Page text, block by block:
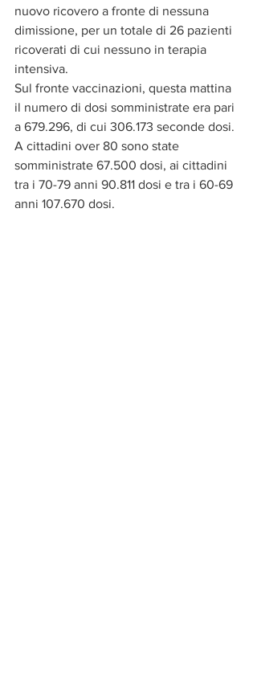
nuovo ricovero a fronte di nessuna
dimissione, per un totale di 26 pazienti
ricoverati di cui nessuno in terapia
intensiva.
Sul fronte vaccinazioni, questa mattina
il numero di dosi somministrate era pari
a 679.296, di cui 306.173 seconde dosi.
A cittadini over 80 sono state
somministrate 67.500 dosi, ai cittadini
tra i 70-79 anni 90.811 dosi e tra i 60-69
anni 107.670 dosi.